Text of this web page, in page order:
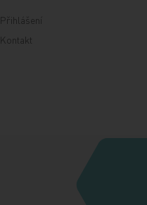
Přihlášení
Kontakt